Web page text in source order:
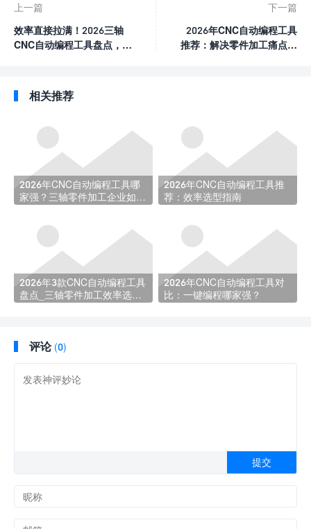
上一篇
效率直接拉满！2026三轴
CNC自动编程工具盘点，一
下一篇
2026年CNC自动编程工具
推荐：解决零件加工痛点的
相关推荐
2026年CNC自动编程工具哪
家强？三轴零件加工企业如何
2026年CNC自动编程工具推
荐：效率选型指南
2026年3款CNC自动编程工具
盘点_三轴零件加工效率选型
2026年CNC自动编程工具对
比：一键编程哪家强？
评论 (0)